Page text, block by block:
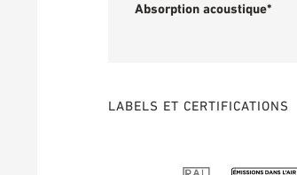
Absorption acoustique*
LABELS ET CERTIFICATIONS